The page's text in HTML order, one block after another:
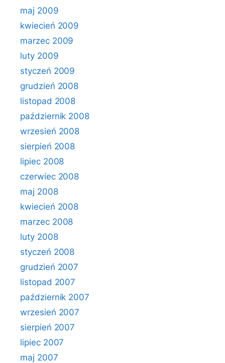
maj 2009
kwiecień 2009
marzec 2009
luty 2009
styczeń 2009
grudzień 2008
listopad 2008
październik 2008
wrzesień 2008
sierpień 2008
lipiec 2008
czerwiec 2008
maj 2008
kwiecień 2008
marzec 2008
luty 2008
styczeń 2008
grudzień 2007
listopad 2007
październik 2007
wrzesień 2007
sierpień 2007
lipiec 2007
maj 2007